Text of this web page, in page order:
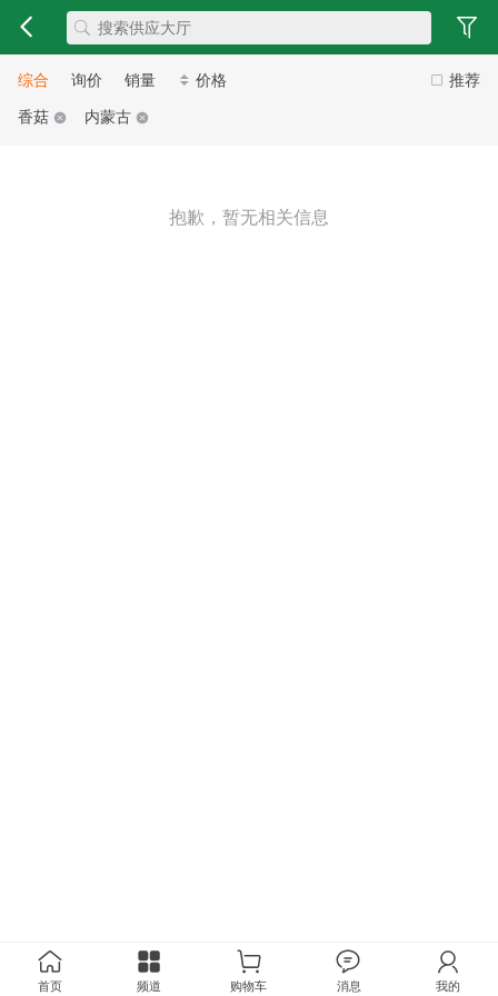
推荐
综合 询价 销量
价格
香菇
内蒙古
抱歉，暂无相关信息
首页 频道 购物车 消息 我的